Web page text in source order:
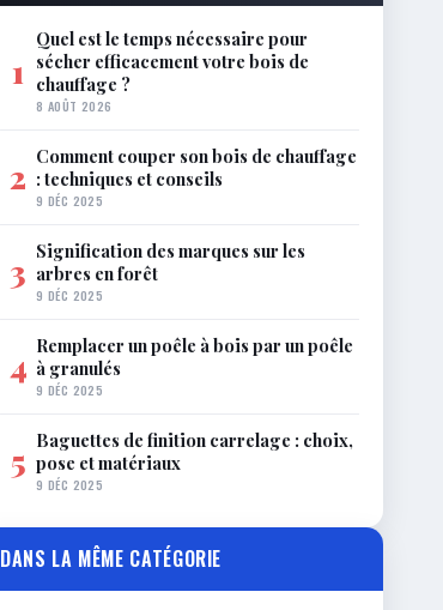
1
Quel est le temps nécessaire pour
sécher efficacement votre bois de
chauffage ?
8 AOÛT 2026
2 Comment couper son bois de chauffage
: techniques et conseils
9 DÉC 2025
3 Signification des marques sur les
arbres en forêt
9 DÉC 2025
4 Remplacer un poêle à bois par un poêle
à granulés
9 DÉC 2025
5 Baguettes de finition carrelage : choix,
pose et matériaux
9 DÉC 2025
DANS LA MÊME CATÉGORIE